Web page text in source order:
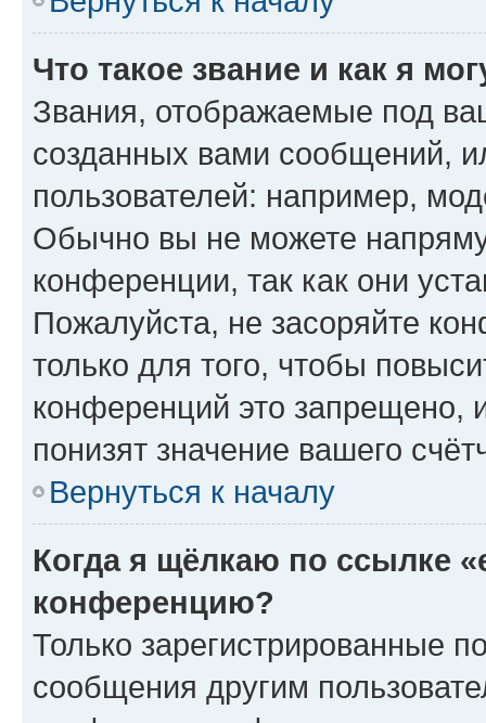
Что такое звание и как я
Звания, отображаемые под
созданных вами сообщений,
пользователей: например,
Обычно вы не можете
конференции, так как они
Пожалуйста, не засоряйте
только для того, чтобы
конференций это запрещено,
понизят значение вашего
Вернуться к началу
Когда я щёлкаю по ссылке
конференцию?
Только зарегистрированные
сообщения другим